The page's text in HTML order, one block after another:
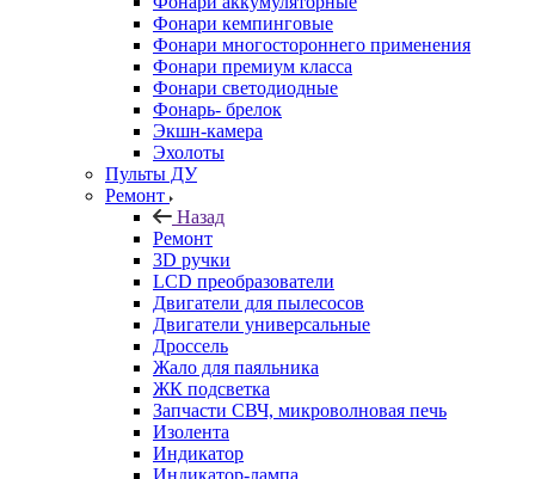
Фонари кемпинговые
Фонари многостороннего применения
Фонари премиум класса
Фонари светодиодные
Фонарь- брелок
Экшн-камера
Эхолоты
Пульты ДУ
Ремонт
Назад
Ремонт
3D ручки
LCD преобразователи
Двигатели для пылесосов
Двигатели универсальные
Дроссель
Жало для паяльника
ЖК подсветка
Запчасти СВЧ, микроволновая печь
Изолента
Индикатор
Индикатор-лампа